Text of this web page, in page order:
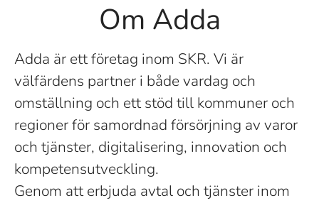
Om Adda
Adda är ett företag inom SKR. Vi är
välfärdens partner i både vardag och
omställning och ett stöd till kommuner och
regioner för samordnad försörjning av varor
och tjänster, digitalisering, innovation och
kompetensutveckling.
Genom att erbjuda avtal och tjänster inom